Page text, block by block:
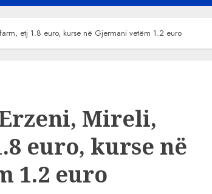
etj 1.8 euro, kurse në Gjermani vetëm 1.2 euro
Mireli,
euro, kurse në
1.2 euro